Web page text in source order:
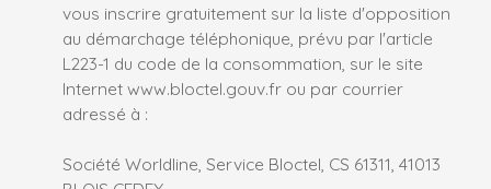
vous inscrire gratuitement sur la liste d'opposition
au démarchage téléphonique, prévu par l'article
L223-1 du code de la consommation, sur le site
Internet www.bloctel.gouv.fr ou par courrier
adressé à :
Société Worldline, Service Bloctel, CS 61311, 41013